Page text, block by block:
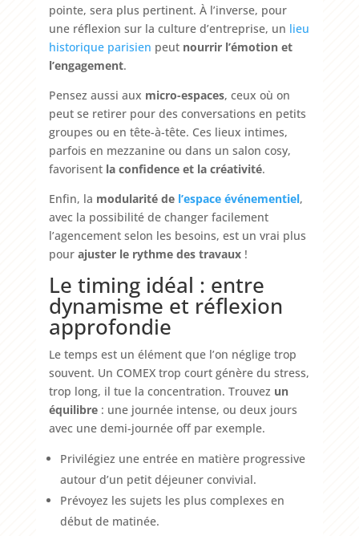
pointe, sera plus pertinent. À l’inverse, pour
une réflexion sur la culture d’entreprise, un lieu
historique parisien peut nourrir l’émotion et
l’engagement.
Pensez aussi aux micro-espaces, ceux où on
peut se retirer pour des conversations en petits
groupes ou en tête-à-tête. Ces lieux intimes,
parfois en mezzanine ou dans un salon cosy,
favorisent la confidence et la créativité.
Enfin, la modularité de l’espace événementiel,
avec la possibilité de changer facilement
l’agencement selon les besoins, est un vrai plus
pour ajuster le rythme des travaux!
Le timing idéal : entre
dynamisme et réflexion
approfondie
Le temps est un élément que l’on néglige trop
souvent. Un COMEX trop court génère du stress,
trop long, il tue la concentration. Trouvez un
équilibre: une journée intense, ou deux jours
avec une demi-journée off par exemple.
Privilégiez une entrée en matière progressive
autour d’un petit déjeuner convivial.
Prévoyez les sujets les plus complexes en
début de matinée.